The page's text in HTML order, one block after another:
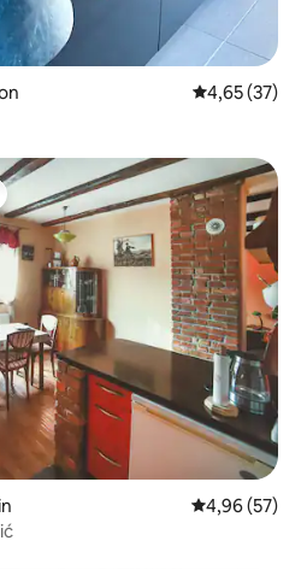
4,65 de uma
4,65 (37)
4,96 de uma
4,96 (57)